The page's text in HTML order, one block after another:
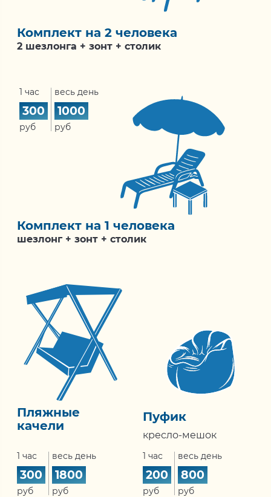
Комплект на 2 человека
2 шезлонга + зонт + столик
1 час
300
руб
весь день
1000
руб
Комплект на 1 человека
шезлонг + зонт + столик
Пляжные
качели
1 час
300
руб
весь день
1800
руб
Пуфик
кресло-мешок
1 час
200
руб
весь день
800
руб